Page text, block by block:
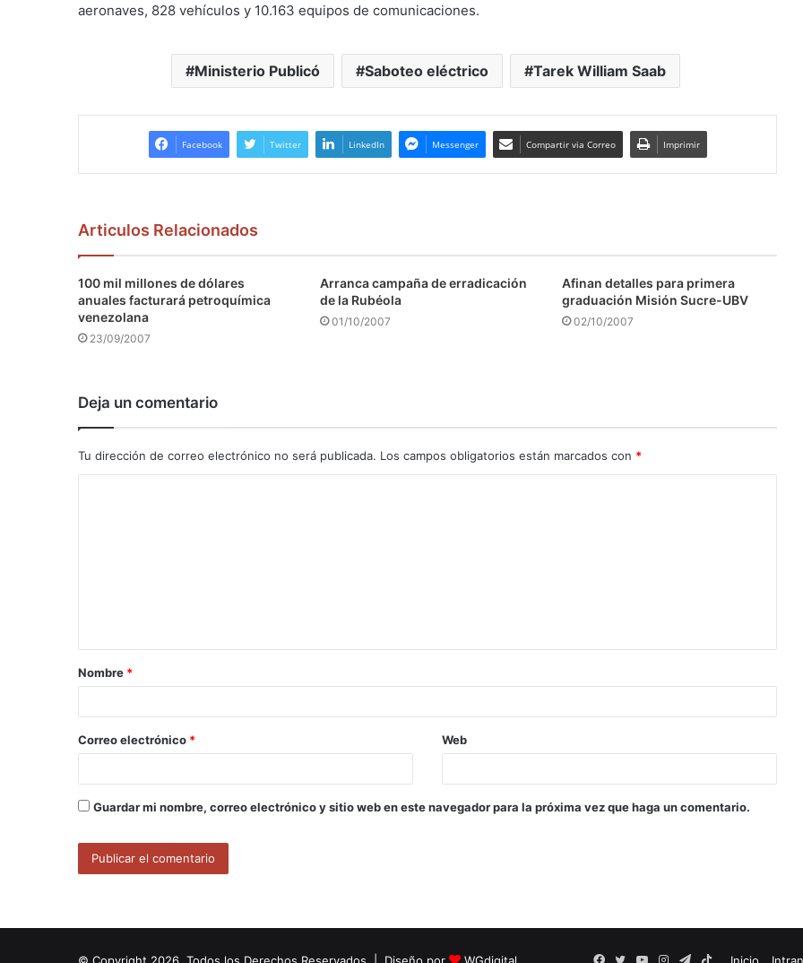
aeronaves, 828 vehículos y 10.163 equipos de comunicaciones.
Ministerio Publicó Saboteo eléctrico Tarek William Saab
Facebook Twitter LinkedIn Messenger Compartir via Correo Imprimir
Articulos Relacionados
100 mil millones de dólares
anuales facturará petroquímica
venezolana
23/09/2007
Arranca campaña de erradicación
de la Rubéola
01/10/2007
Afinan detalles para primera
graduación Misión Sucre-UBV
02/10/2007
Deja un comentario
Tu dirección de correo electrónico no será publicada. Los campos obligatorios están marcados con *
a
r
*
Nombre *
Correo electrónico * Web
Guardar mi nombre, correo electrónico y sitio web en este navegador para la próxima vez que haga un comentario.
© Copyright 2026, Todos los Derechos Reservados | Diseño por WGdigital Inicio
Facebook
TwitterYouTubeInstagramTelegram
TikTok